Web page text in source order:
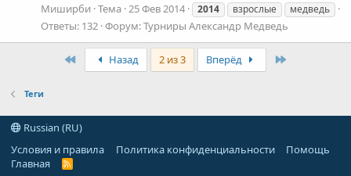
Миширби Тема 25 Фев 2014 2014 взрослые медведь
Ответы: 132 Форум:Турниры Александр Медведь
Назад 2 из 3 Вперёд
Теги
Russian (RU)
Условия и правила
Политика конфиденциальности
Помощь
Главная
R